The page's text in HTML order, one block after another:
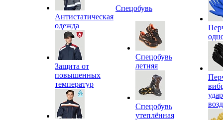
Антистатическая
одежда
Защита от
повышенных
температур
Спецобувь
Спецобувь
летняя
Спецобувь
утеплённая